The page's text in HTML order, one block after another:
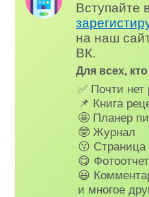
Вступайте
на наш
ВК.
Для всех,
✅ Почти
📌 Книга
🤩 Планер
🤓 Журнал
😗
😋
😃
и многое